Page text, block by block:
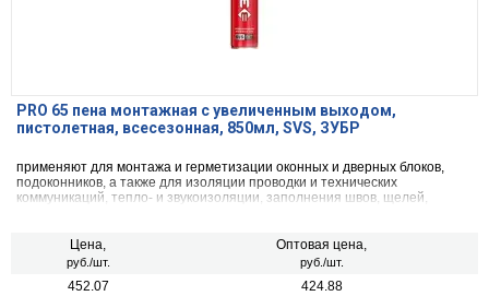
PRO 65 пена монтажная с увеличенным выходом,
пистолетная, всесезонная, 850мл, SVS, ЗУБР
применяют для монтажа и герметизации оконных и дверных блоков,
подоконников, а также для изоляции проводки и технических
коммуникаций, тепло- и звукоизоляции, заполнения швов, щелей,
Цена,
руб./шт.
Оптовая цена,
руб./шт.
452.07 424.88